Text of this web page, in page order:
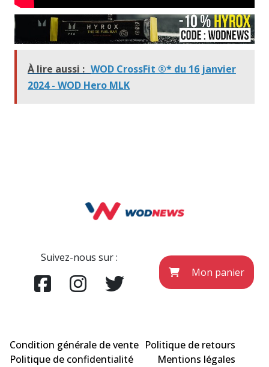
À lire aussi : WOD CrossFit ®* du 16 janvier
2024 - WOD Hero MLK
Suivez-nous sur :
Mon panier
Condition générale de vente Politique de retours
Politique de confidentialité
Mentions légales